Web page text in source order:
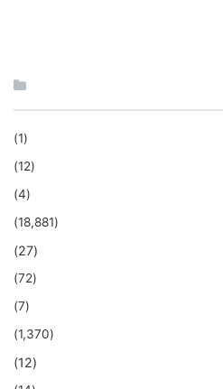
(1)
(12)
(4)
(18,881)
(27)
(72)
(7)
(1,370)
(12)